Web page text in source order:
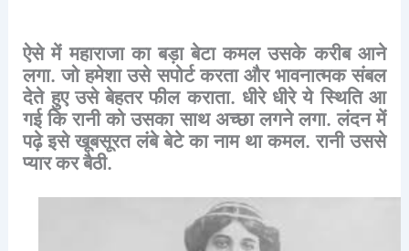
ऐसे में महाराजा का बड़ा बेटा कमल उसके करीब आने
लगा.जो हमेशा उसे सपोर्ट करता और भावनात्मक संबल
देते हुए उसे बेहतर फील कराता. धीरे धीरे ये स्थिति आ
गई कि रानी को उसका साथ अच्छा लगने लगा.लंदन में
पढ़े इसे खूबसूरत लंबे बेटे का नाम था कमल.रानी उससे
प्यारकरबैठी.